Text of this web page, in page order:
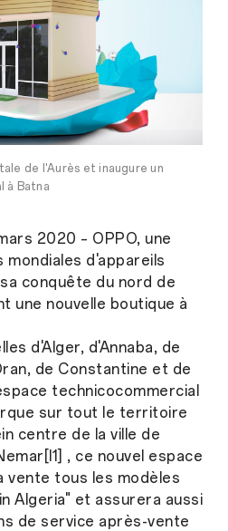
de l'Aurès et inaugure un
à Batna
2020 – OPPO, une
d'appareils
conquête du nord de
une nouvelle boutique à
d'Alger, d'Annaba, de
de Constantine et de
technicocommercial
sur tout le territoire
centre de la ville de
, ce nouvel espace
vente tous les modèles
Algeria" et assurera aussi
de service après-vente